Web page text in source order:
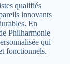
qualifiés
innovants
En
Philharmonie
qui
fonctionnels.